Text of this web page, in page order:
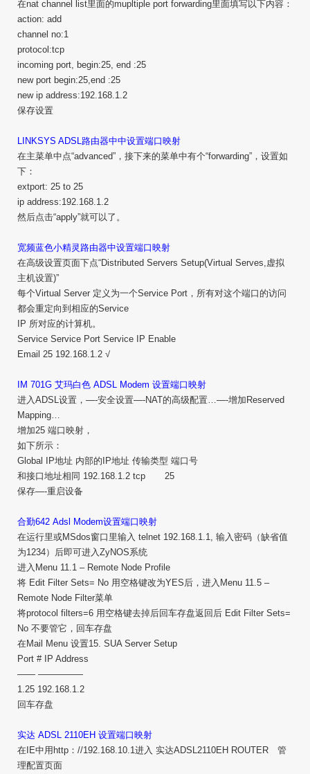
在nat channel list里面的mupltiple port forwarding里面填写以下内容：
action: add
channel no:1
protocol:tcp
incoming port, begin:25, end :25
new port begin:25,end :25
new ip address:192.168.1.2
保存设置
LINKSYS ADSL路由器中中设置端口映射
在主菜单中点“advanced”，接下来的菜单中有个“forwarding”，设置如
下：
extport: 25 to 25
ip address:192.168.1.2
然后点击“apply”就可以了。
宽频蓝色小精灵路由器中设置端口映射
在高级设置页面下点“Distributed Servers Setup(Virtual Serves,虚拟
主机设置)”
每个Virtual Server 定义为一个Service Port，所有对这个端口的访问
都会重定向到相应的Service
IP 所对应的计算机。
Service Service Port Service IP Enable
Email 25 192.168.1.2 √
IM 701G 艾玛白色 ADSL Modem 设置端口映射
进入ADSL设置，—-安全设置—-NAT的高级配置…—-增加Reserved
Mapping…
增加25 端口映射，
如下所示：
Global IP地址 内部的IP地址 传输类型 端口号
和接口地址相同 192.168.1.2 tcp 25
保存—-重启设备
合勤642 Adsl Modem设置端口映射
在运行里或MSdos窗口里输入 telnet 192.168.1.1, 输入密码（缺省值
为1234）后即可进入ZyNOS系统
进入Menu 11.1 – Remote Node Profile
将 Edit Filter Sets= No 用空格键改为YES后，进入Menu 11.5 –
Remote Node Filter菜单
将protocol filters=6 用空格键去掉后回车存盘返回后 Edit Filter Sets=
No 不要管它，回车存盘
在Mail Menu 设置15. SUA Server Setup
Port # IP Address
—— —————
1.25 192.168.1.2
回车存盘
实达 ADSL 2110EH 设置端口映射
在IE中用http：//192.168.10.1进入 实达ADSL2110EH ROUTER 管
理配置页面